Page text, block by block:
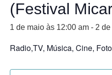
(Festival
1 de maio às 12:00 am - 2
Radio,TV, Música, Cine,